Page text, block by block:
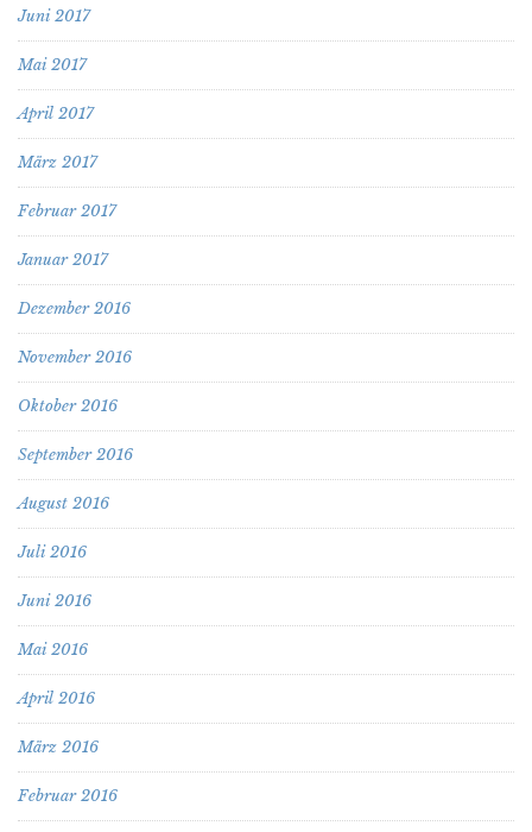
Juni 2017
Mai 2017
April 2017
März 2017
Februar 2017
Januar 2017
Dezember 2016
November 2016
Oktober 2016
September 2016
August 2016
Juli 2016
Juni 2016
Mai 2016
April 2016
März 2016
Februar 2016